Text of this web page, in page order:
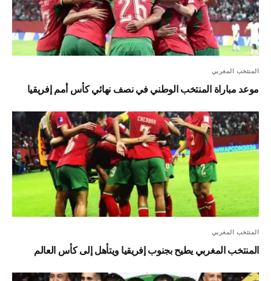
المنتخب المغربي
موعد مباراة المنتخب الوطني في نصف نهائي كأس أمم إفريقيا
المنتخب المغربي
المنتخب المغربي يطيح بجنوب إفريقيا ويتأهل إلى كأس العالم